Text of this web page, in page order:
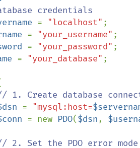
= "localhost"
= "your_username"
= "your_password"
= "your_database" ;
1. Create database
= "mysql:host=
= new PDO($dsn,
2. Set the PDO error